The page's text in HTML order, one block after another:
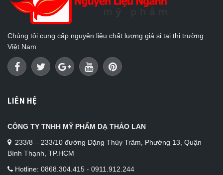
Chúng tôi cung cấp nguyên liệu chất lượng giá sỉ tại thị trường
Việt Nam
LIÊN HỆ
CÔNG TY TNHH MỸ PHẨM DẠ THẢO LAN
233/8 – 233/10 đường Đặng Thùy Trâm, Phường 13, Quận
Bình Thạnh, TP.HCM
Hotline: 0868.304.415 - 0911.912.244